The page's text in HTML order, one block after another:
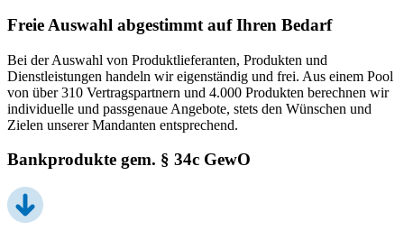
Freie Auswahl abgestimmt auf Ihren Bedarf
Bei der Auswahl von Produktlieferanten, Produkten und
Dienstleistungen handeln wir eigenständig und frei. Aus einem Pool
von über 310 Vertragspartnern und 4.000 Produkten berechnen wir
individuelle und passgenaue Angebote, stets den Wünschen und
Zielen unserer Mandanten entsprechend.
Bankprodukte gem. § 34c GewO